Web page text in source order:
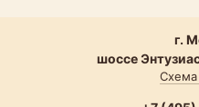
г.
шоссе
Схема